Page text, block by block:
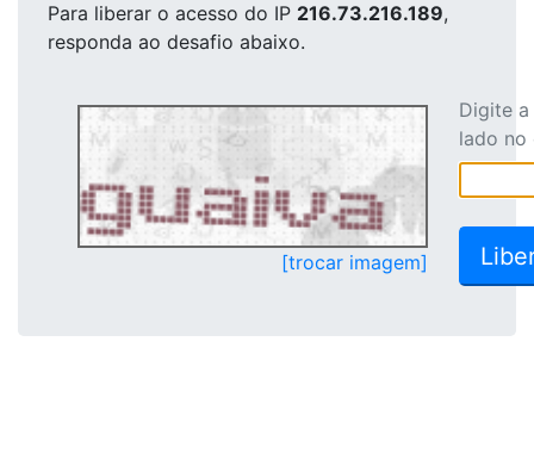
Para liberar o acesso do IP 216.73.216.189,
responda ao desafio abaixo.
[trocar imagem]
Digite
lado no